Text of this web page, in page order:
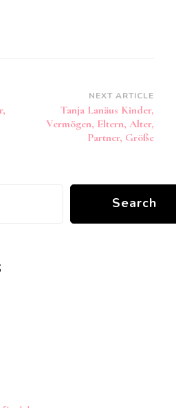
NEXT ARTICLE
Tanja Lanäus Kinder,
Vermögen, Eltern, Alter,
Partner, Größe
Search